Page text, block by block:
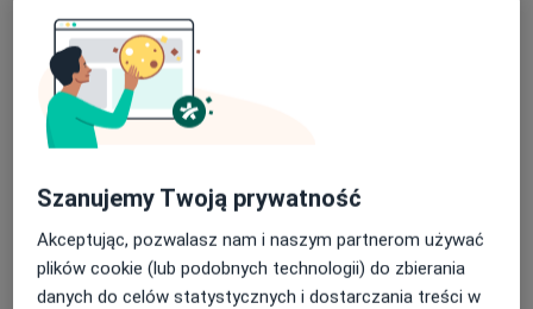
Usuwanie nadżerek
Szczegóły
USG piersi
Szczegóły
USG ginekologiczne transvaginalne
Szczegóły
+ 15 usług
Szanujemy Twoją prywatność
Akceptując, pozwalasz nam i naszym partnerom używać
plików cookie (lub podobnych technologii) do zbierania
danych do celów statystycznych i dostarczania treści w